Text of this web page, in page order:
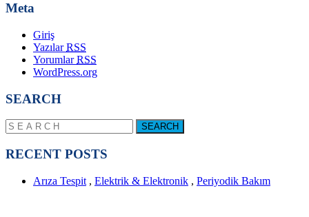
Meta
Giriş
YazılarRSS
YorumlarRSS
WordPress.org
SEARCH
RECENT POSTS
Arıza Tespit , Elektrik & Elektronik , Periyodik Bakım